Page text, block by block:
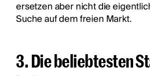
ersetzen aber nicht die
Suche auf dem freien Markt.
3. Die beliebtesten